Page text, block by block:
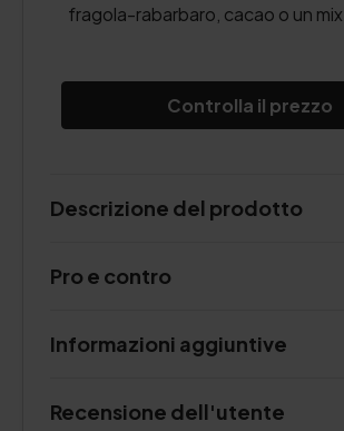
fragola-rabarbaro, cacao o un
Controlla il prezzo
Descrizione del prodotto
Pro e contro
Informazioni aggiuntive
Recensione dell'utente